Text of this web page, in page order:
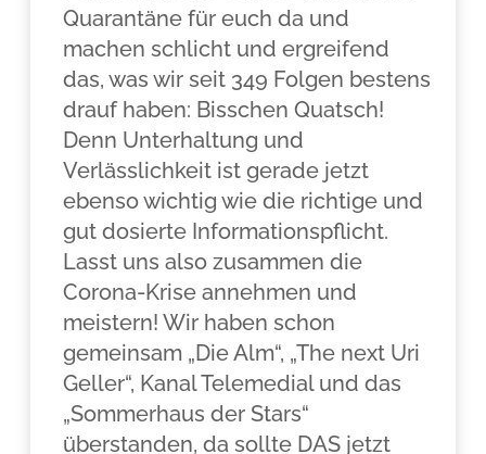
Quarantäne für euch da und
machen schlicht und ergreifend
das, was wir seit 349 Folgen bestens
drauf haben: Bisschen Quatsch!
Denn Unterhaltung und
Verlässlichkeit ist gerade jetzt
ebenso wichtig wie die richtige und
gut dosierte Informationspflicht.
Lasst uns also zusammen die
Corona-Krise annehmen und
meistern! Wir haben schon
gemeinsam „Die Alm“, „The next Uri
Geller“, Kanal Telemedial und das
„Sommerhaus der Stars“
überstanden, da sollte DAS jetzt